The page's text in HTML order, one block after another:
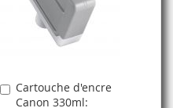
D’ENVIE
Cartouche d'encre
Canon 330ml:
Ajouter
au